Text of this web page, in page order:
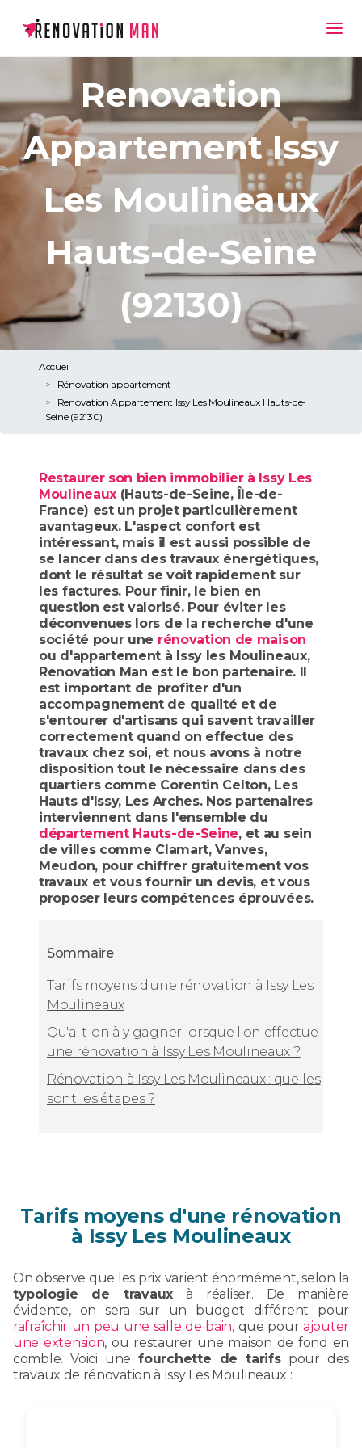
Renovation
Appartement Issy
Les Moulineaux
Hauts-de-Seine
(92130)
Accueil
Rénovation appartement
Renovation Appartement Issy Les Moulineaux Hauts-de-
Seine (92130)
Restaurer son bien immobilier à Issy Les
Moulineaux (Hauts-de-Seine, Île-de-
France) est un projet particulièrement
avantageux. L'aspect confort est
intéressant, mais il est aussi possible de
se lancer dans des travaux énergétiques,
dont le résultat se voit rapidement sur
les factures. Pour finir, le bien en
question est valorisé. Pour éviter les
déconvenues lors de la recherche d'une
société pour une rénovation de maison
ou d'appartement à Issy les Moulineaux,
Renovation Man est le bon partenaire. Il
est important de profiter d'un
accompagnement de qualité et de
s'entourer d'artisans qui savent travailler
correctement quand on effectue des
travaux chez soi, et nous avons à notre
disposition tout le nécessaire dans des
quartiers comme Corentin Celton, Les
Hauts d'Issy, Les Arches. Nos partenaires
interviennent dans l'ensemble du
département Hauts-de-Seine, et au sein
de villes comme Clamart, Vanves,
Meudon, pour chiffrer gratuitement vos
travaux et vous fournir un devis, et vous
proposer leurs compétences éprouvées.
Sommaire
Tarifs moyens d'une rénovation à Issy Les
Moulineaux
Qu'a-t-on à y gagner lorsque l'on effectue
une rénovation à Issy Les Moulineaux ?
Rénovation à Issy Les Moulineaux : quelles
sont les étapes ?
Tarifs moyens d'une rénovation
à Issy Les Moulineaux
On observe que les prix varient énormément, selon la
typologie de travauxà réaliser. De manière
évidente, on sera sur un budget différent pour
rafraîchir un peu une salle de bain, que pourajouter
une extension, ou restaurer une maison de fond en
comble. Voici unefourchette de tarifspour des
travaux de rénovation à Issy Les Moulineaux :